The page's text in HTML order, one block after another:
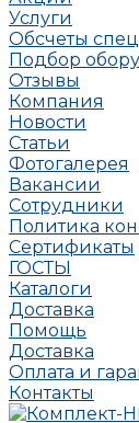
Услуги
Обсчеты
Подбор
Отзывы
Компания
Новости
Статьи
Фотогалерея
Вакансии
Сотрудники
Политика
Сертификаты
ГОСТЫ
Каталоги
Доставка
Помощь
Доставка
Оплата и
Контакты